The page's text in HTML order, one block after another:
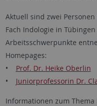
Aktuell sind zwei
Fach Indologie in
Arbeitsschwerpunkte
Homepages:
• Prof. Dr. Heike Oberlin
• Juniorprofessorin Dr.
Informationen zum